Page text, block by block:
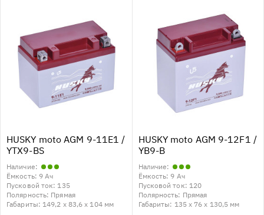
HUSKY moto AGM 9-11E1 /
YTX9-BS
Наличие:
Ёмкость: 9 Ач
Пусковой ток: 135
Полярность: Прямая
Габариты: 149,2 x 83,6 x 104 мм
HUSKY moto AGM 9-12F1 /
YB9-B
Наличие:
Ёмкость: 9 Ач
Пусковой ток: 120
Полярность: Прямая
Габариты: 135 x 76 x 130,5 мм